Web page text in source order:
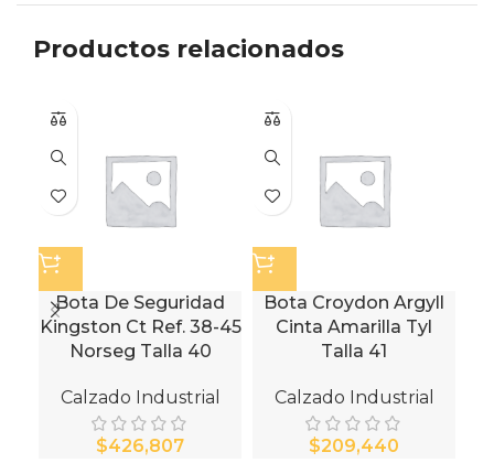
Productos relacionados
Bota De Seguridad
Kingston Ct Ref. 38-45
Norseg Talla 40
Calzado Industrial
$
Bota Croydon Argyll
Cinta Amarilla Tyl
Talla 41
Calzado Industrial
$